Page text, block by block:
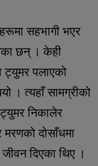
सहभागी भएर
छन् । केही
ट्युमर पलाएको
। त्यहाँ सामग्रीको
निकालेर
मरणको दोसाँधमा
दिएका थिए ।